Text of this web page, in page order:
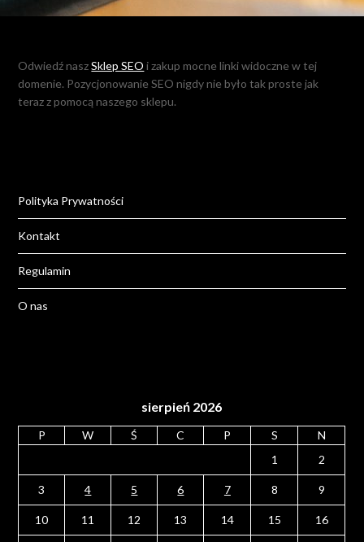
Odwiedź naszSklep SEO i zakup mocne linki widoczne w tej
domenie. Pozycjonowanie SEO nigdy nie było tak proste jak
teraz z pomocą naszego sklepu.
Polityka Prywatności
Kontakt
Regulamin
O nas
sierpień 2026
P W Ś C P S
N
1
2
3 4 5 6 7 8 9
10 11 12 13 14 15 16